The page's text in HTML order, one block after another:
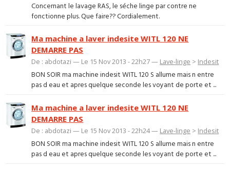
Concernant le lavage RAS, le séche linge par contre ne
fonctionne plus. Que faire?? Cordialement.
Ma machine a laver indesite WITL 120 NE
DEMARRE PAS
De : abdotazi — Le 15 Nov 2013 - 22h27 — Lave-linge > Indesit
BON SOIR ma machine indesit WITL 120 S allume mais n entre
pas d eau et apres quelque seconde les voyant de porte et ...
Ma machine a laver indesite WITL 120 NE
DEMARRE PAS
De : abdotazi — Le 15 Nov 2013 - 22h24 — Lave-linge > Indesit
BON SOIR ma machine indesit WITL 120 S allume mais n entre
pas d eau et apres quelque seconde les voyant de porte et ...